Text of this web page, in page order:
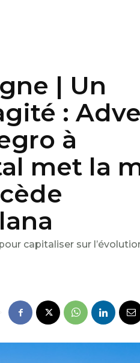
| Un
:
à
met la
capitaliser sur